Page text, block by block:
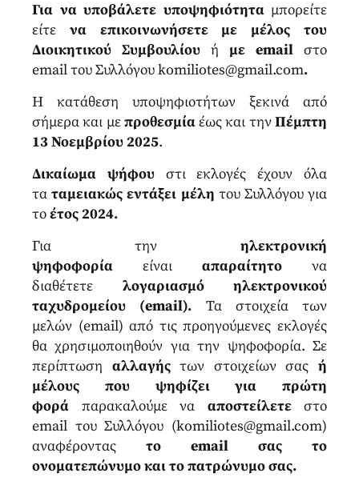
Για να υποβάλετε υποψηφιότητα μπορείτε
είτε να επικοινωνήσετε με μέλος του
Διοικητικού Συμβουλίου ή με email στο
email του Συλλόγου komiliotes@gmail.com.
Η κατάθεση υποψηφιοτήτων ξεκινά από
σήμερα και μεπροθεσμίαέως και τηνΠέμπτη
13 Νοεμβρίου 2025.
Δικαίωμα ψήφουστι εκλογές έχουν όλα
ταταμειακώς εντάξει μέλη του Συλλόγου για
τοέτος 2024.
Για την ηλεκτρονική
ψηφοφορία είναι απαραίτητο να
διαθέτετε λογαριασμό ηλεκτρονικού
ταχυδρομείου (email). Τα στοιχεία των
μελών (email) από τις προηγούμενες εκλογές
θα χρησιμοποιηθούν για την ψηφοφορία. Σε
περίπτωση αλλαγήςτων στοιχείων σας ή
μέλους που ψηφίζει για πρώτη
φορά παρακαλούμε να αποστείλετε στο
email του Συλλόγου (komiliotes@gmail.com)
αναφέροντας το email σας το
ονοματεπώνυμο και το πατρώνυμο σας.